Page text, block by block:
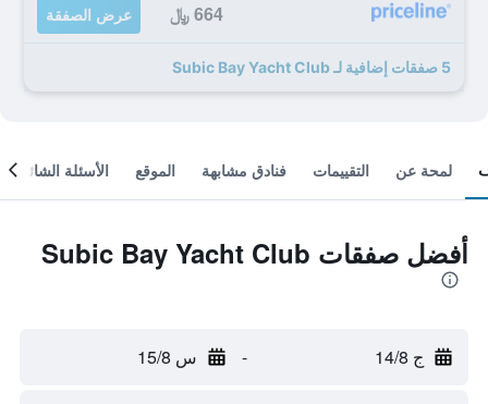
664 ﷼ عرض الصفقة
5 صفقات إضافية لـ Subic Bay Yacht Club
لمحة عن التقييمات فنادق مشابهة الموقع الأسئلة الشائعة
أفضل صفقات Subic Bay Yacht Club
ج 14/8 - س 15/8